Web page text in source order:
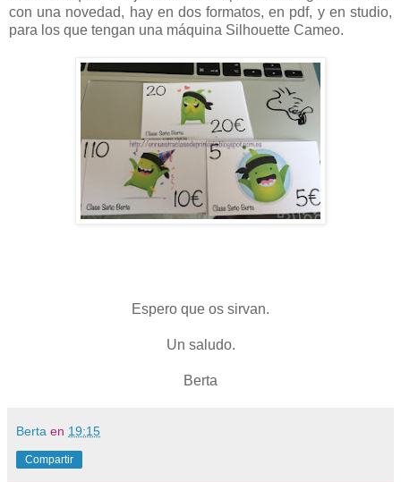
con una novedad, hay en dos formatos, en pdf, y en studio,
para los que tengan una máquina Silhouette Cameo.
Espero que os sirvan.
Un saludo.
Berta
Berta en 19:15
Compartir